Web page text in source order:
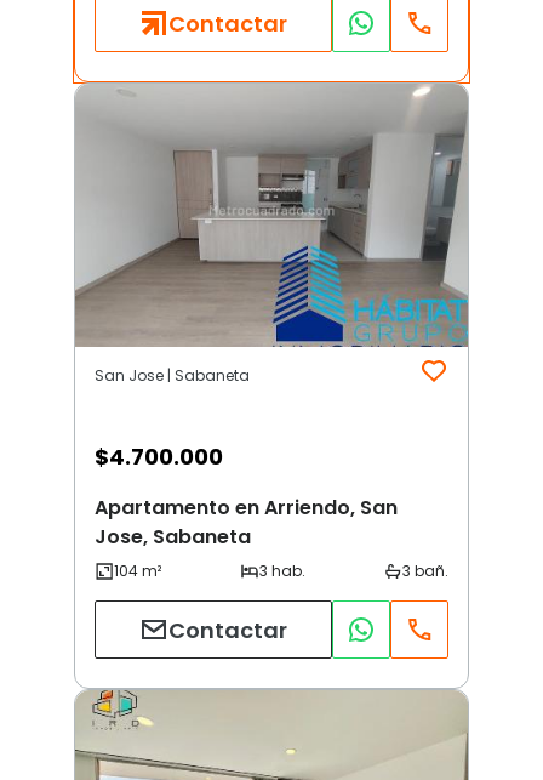
Contactar
San Jose | Sabaneta
$4.700.000
Apartamento en Arriendo, San
Jose, Sabaneta
Contactar